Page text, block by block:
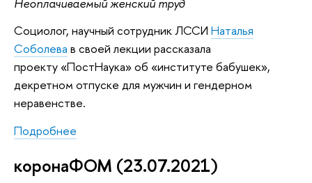
Социолог, научный сотрудник ЛССИ Наталья
Соболева в своей лекции рассказала
проекту «ПостНаука» об «институте бабушек»,
декретном отпуске для мужчин и гендерном
неравенстве.
Подробнее
коронаФОМ (23.07.2021)